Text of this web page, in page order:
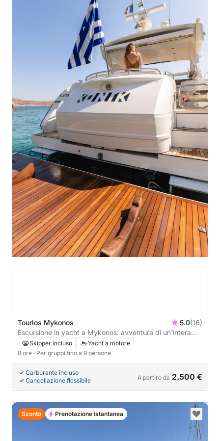
Tourlos Mykonos 5.0(16)
Escursione in yacht a Mykonos: avventura di un'intera
giornata - 8 ore
Skipper incluso
Yacht a motore
8 ore · Per gruppi fino a 9 persone
Carburante incluso
Cancellazione flessibile
A partire da 2.500 €
Sconto Prenotazione istantanea